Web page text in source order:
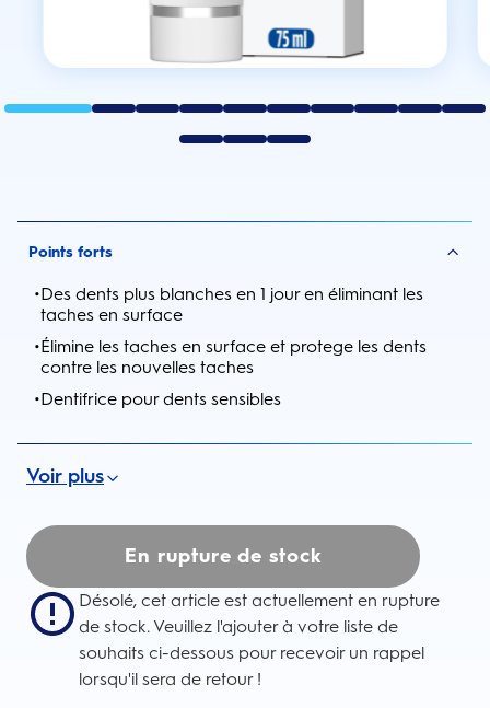
Points forts
•Des dents plus blanches en 1 jour en éliminant les
taches en surface
•Élimine les taches en surface et protege les dents
contre les nouvelles taches
•Dentifrice pour dents sensibles
Voir plus
En rupture de stock
Désolé, cet article est actuellement en rupture
de stock. Veuillez l'ajouter à votre liste de
souhaits ci-dessous pour recevoir un rappel
lorsqu'il sera de retour !